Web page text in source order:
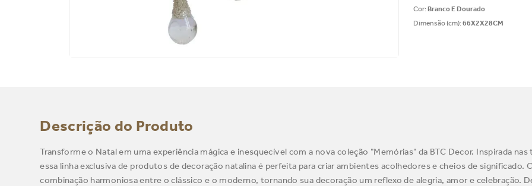
Cor:Branco E Dourado
Dimensão (cm):66X2X28CM
Descrição do Produto
Transforme o Natal em uma experiência mágica e inesquecível com a nova coleção "Memórias" da BTC Decor. Inspirada
essa linha exclusiva de produtos de decoração natalina é perfeita para criar ambientes acolhedores e cheios de significado.
combinação harmoniosa entre o clássico e o moderno, tornando sua decoração um reflexo de alegria, amor e celebração.